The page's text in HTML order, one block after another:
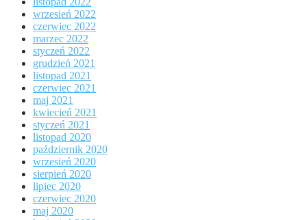
wrzesień 2022
czerwiec 2022
marzec 2022
styczeń 2022
grudzień 2021
listopad 2021
czerwiec 2021
maj 2021
kwiecień 2021
styczeń 2021
listopad 2020
październik 2020
wrzesień 2020
sierpień 2020
lipiec 2020
czerwiec 2020
maj 2020